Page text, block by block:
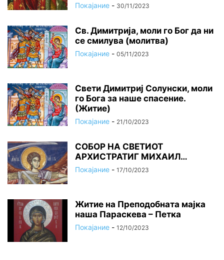
Покајание - 30/11/2023
Св. Димитрија, моли го Бог да ни
се смилува (молитва)
Покајание - 05/11/2023
Свети Димитриј Солунски, моли
го Бога за наше спасение.
(Житие)
Покајание - 21/10/2023
СОБОР НА СВЕТИОТ
АРХИСТРАТИГ МИХАИЛ…
Покајание - 17/10/2023
Житие на Преподобната мајка
наша Параскева – Петка
Покајание - 12/10/2023